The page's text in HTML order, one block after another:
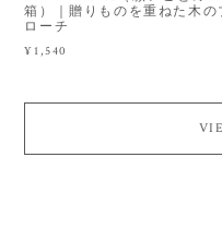
箱）｜贈りものを重ねた木の
ローチ
¥1,540